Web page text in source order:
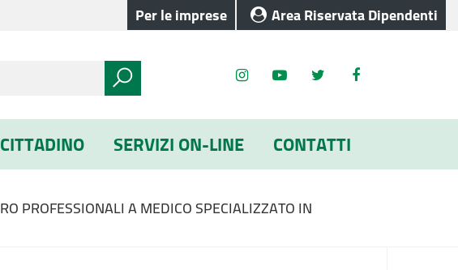
Per le imprese Area Riservata Dipendenti
SERVIZI ON-LINE CONTATTI
PROFESSIONALI A MEDICO SPECIALIZZATO IN